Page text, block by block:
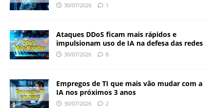
30/07/2026 1
Ataques DDoS ficam mais rápidos e
impulsionam uso de IA na defesa das redes
30/07/2026 8
Empregos de TI que mais vão mudar com a
IA nos próximos 3 anos
30/07/2026 2